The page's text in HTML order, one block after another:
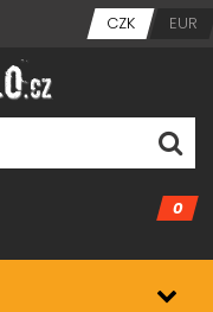
CZK EUR
0